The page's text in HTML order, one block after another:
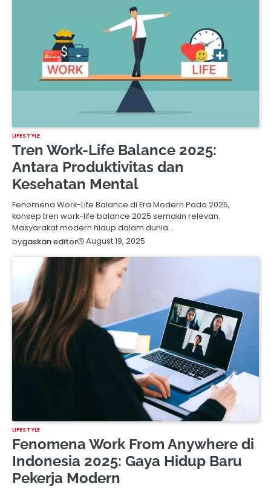
LIFESTYLE
Tren Work-Life Balance 2025:
Antara Produktivitas dan
Kesehatan Mental
Fenomena Work-Life Balance di Era Modern Pada 2025,
konsep tren work-life balance 2025 semakin relevan.
Masyarakat modern hidup dalam dunia…
bygaskan editor August 19, 2025
LIFESTYLE
Fenomena Work From Anywhere di
Indonesia 2025: Gaya Hidup Baru
Pekerja Modern